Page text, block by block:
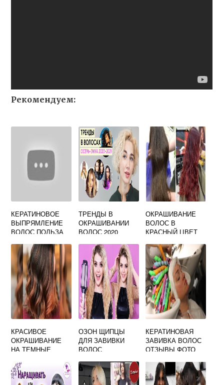
Рекомендуем:
КЕРАТИНОВОЕ
ВЫПРЯМЛЕНИЕ
ВОЛОС ПОЛЬЗА
ТРЕНДЫ В
ОКРАШИВАНИИ
ВОЛОС 2020
ОКРАШИВАНИЕ
ВОЛОС В
КРАСНЫЙ ЦВЕТ
КРАСИВОЕ
ОКРАШИВАНИЕ
НА ТЕМНЫЕ
СРЕДНЕЙ ДЛИНЫ
ОЗОН ЩИПЦЫ
ДЛЯ ЗАВИВКИ
ВОЛОС
КЕРАТИНОВАЯ
ЗАВИВКА ВОЛОС
ОТЗЫВЫ ФОТО